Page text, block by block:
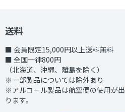
送料
■ 会員限定15,000円以上送料無料
■ 全国一律800円
（北海道、沖縄、離島を除く）
※一部製品については除外あり
※アルコール製品は航空便の使用が
ります。